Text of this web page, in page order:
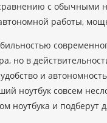
с обычными
работы,
но в
и
ноутбук совсем
ноутбука и подберут